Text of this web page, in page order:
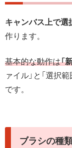
キャンバス上で選
作ります。
基本的な動作は「
ァイル」と「選択
です。
ブラシの種